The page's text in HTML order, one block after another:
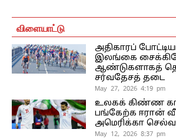
விளையாட்டு
அதிகாரப்
இலங்கை
ஆண்டுகளாகத்
சர்வதேசத் தடை
May 27, 2026 4:19 pm
உலகக் கிண்ண
பங்கேற்க ஈரான்
அமெரிக்கா
May 12, 2026 8:37 pm